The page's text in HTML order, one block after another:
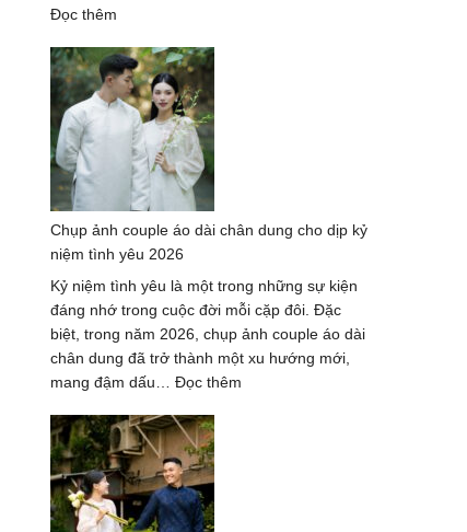
Đọc thêm
ảnh
couple
áo
dài
thành
phố
Hồ
Chí
Minh
–
Trend
hot
2026
Chụp ảnh couple áo dài chân dung cho dịp kỷ
niệm tình yêu 2026
Kỷ niệm tình yêu là một trong những sự kiện
đáng nhớ trong cuộc đời mỗi cặp đôi. Đặc
biệt, trong năm 2026, chụp ảnh couple áo dài
chân dung đã trở thành một xu hướng mới,
mang đậm dấu… Đọc thêm